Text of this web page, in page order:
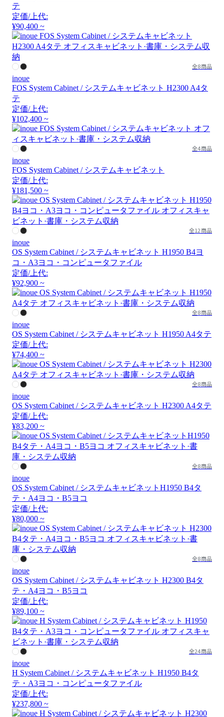
テ
定価/上代:
¥90,400 ~
全8商品
inoue
FOS System Cabinet / システムキャビネット H2300 A4タ
テ
定価/上代:
¥102,400 ~
全4商品
inoue
FOS System Cabinet / システムキャビネット
定価/上代:
¥181,500 ~
全12商品
inoue
OS System Cabinet / システムキャビネット H1950 B4ヨ
コ・A3ヨコ・コンピュータファイル
定価/上代:
¥92,900 ~
全8商品
inoue
OS System Cabinet / システムキャビネット H1950 A4タテ
定価/上代:
¥74,400 ~
全8商品
inoue
OS System Cabinet / システムキャビネット H2300 A4タテ
定価/上代:
¥83,200 ~
全8商品
inoue
OS System Cabinet / システムキャビネットH1950 B4タ
テ・A4ヨコ・B5ヨコ
定価/上代:
¥80,000 ~
全8商品
inoue
OS System Cabinet / システムキャビネット H2300 B4タ
テ・A4ヨコ・B5ヨコ
定価/上代:
¥89,100 ~
全24商品
inoue
H System Cabinet / システムキャビネット H1950 B4タ
テ・A3ヨコ・コンピュータファイル
定価/上代:
¥237,800 ~